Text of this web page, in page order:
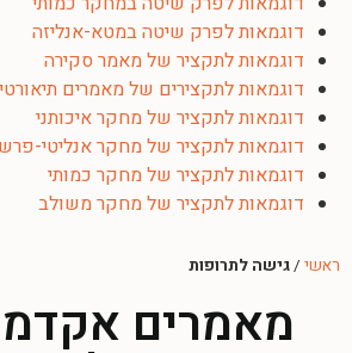
דוגמאות לפרק שיטה במטא-אנליזה
דוגמאות לתקציר של מאמר סקירה
דוגמאות לתקצירים של מאמרים
דוגמאות לתקציר של מחקר איכותני
דוגמאות לתקציר של מחקר אנליטי-
דוגמאות לתקציר של מחקר כמותי
דוגמאות לתקציר של מחקר משולב
ראשי /גישה לתרופות
מאמרים